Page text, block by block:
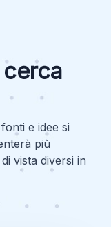
e idee si
più
vista diversi in